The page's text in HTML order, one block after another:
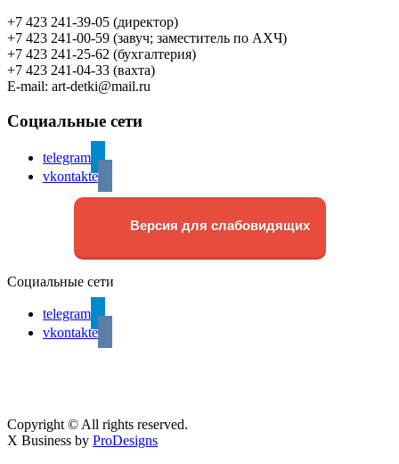
+7 423 241-39-05 (директор)
+7 423 241-00-59 (завуч; заместитель по АХЧ)
+7 423 241-25-62 (бухгалтерия)
+7 423 241-04-33 (вахта)
E-mail: art-detki@mail.ru
Социальные сети
telegram
vkontakte
Версия для слабовидящих
Социальные сети
telegram
vkontakte
Copyright © All rights reserved.
X Business by ProDesigns